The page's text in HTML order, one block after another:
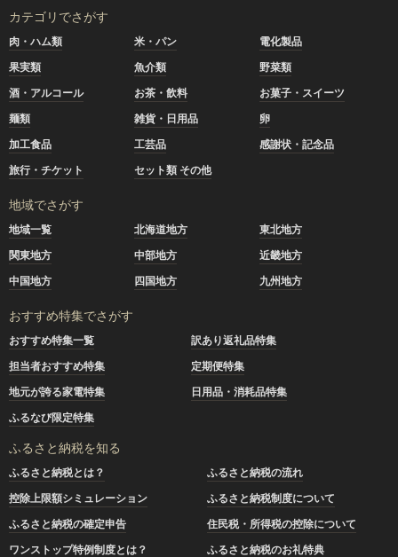
カテゴリでさがす
肉・ハム類 米・パン
電化製品
果実類
魚介類
野菜類
酒・アルコール
お茶・飲料
お菓子・スイーツ
麺類
雑貨・日用品
卵
加工食品
工芸品
感謝状・記念品
旅行・チケット
セット類 その他
地域でさがす
地域一覧 北海道地方
東北地方
関東地方
中部地方
近畿地方
中国地方
四国地方 九州地方
おすすめ特集でさがす
おすすめ特集一覧
訳あり返礼品特集
担当者おすすめ特集
定期便特集
地元が誇る家電特集
日用品・消耗品特集
ふるなび限定特集
ふるさと納税を知る
ふるさと納税とは？
ふるさと納税の流れ
控除上限額シミュレーション
ふるさと納税制度について
ふるさと納税の確定申告
住民税・所得税の控除について
ワンストップ特例制度とは？
ふるさと納税のお礼特典